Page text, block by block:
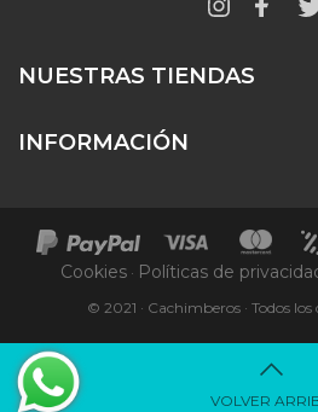
NUESTRAS TIENDAS
INFORMACIÓN
Cookies · Políticas de
© 2021 · Cachimberos · Todos los
VOLVER